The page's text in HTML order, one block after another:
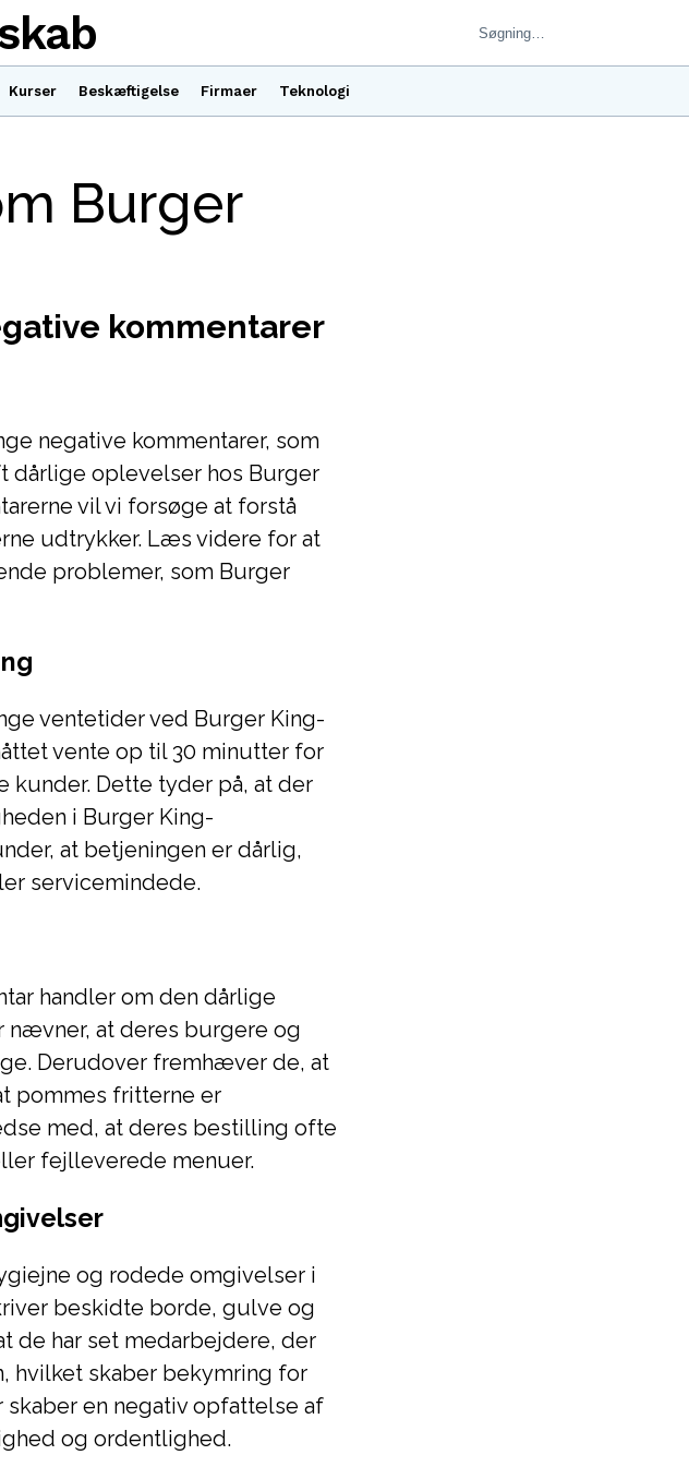
Kurser Beskæftigelse Firmaer Teknologi
Burger
kommentarer
negative kommentarer, som
dårlige oplevelser hos Burger
vil vi forsøge at forstå
udtrykker. Læs videre for at
problemer, som Burger
ventetider ved Burger King-
vente op til 30 minutter for
kunder. Dette tyder på, at der
i Burger King-
at betjeningen er dårlig,
servicemindede.
handler om den dårlige
nævner, at deres burgere og
Derudover fremhæver de, at
pommes fritterne er
med, at deres bestilling ofte
fejlleverede menuer.
og rodede omgivelser i
beskidte borde, gulve og
de har set medarbejdere, der
hvilket skaber bekymring for
en negativ opfattelse af
og ordentlighed.